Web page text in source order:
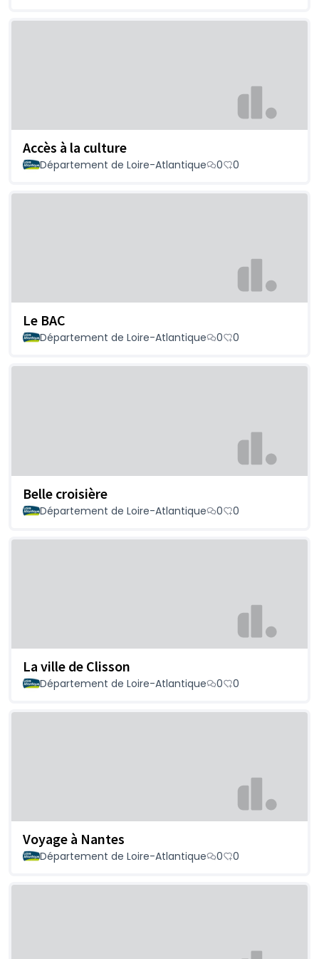
Accès à la culture
Département de Loire-Atlantique 0 0
Le BAC
Département de Loire-Atlantique 0 0
Belle croisière
Département de Loire-Atlantique 0 0
La ville de Clisson
Département de Loire-Atlantique 0 0
Voyage à Nantes
Département de Loire-Atlantique 0 0